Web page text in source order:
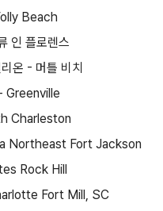
Beach
인 플로렌스
온 - 머틀 비치
Greenville
Charleston
Northeast Fort Jackson
Rock Hill
Fort Mill, SC